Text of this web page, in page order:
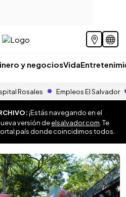
y negociosVida
Rosales Empleos El Salvador
¡Estás navegando en el
versión deelsalvador.com . Te
país donde coincidimos todos.